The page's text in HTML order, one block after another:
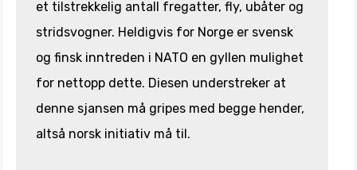
et tilstrekkelig antall fregatter, fly, ubåter og
stridsvogner. Heldigvis for Norge er svensk
og finsk inntreden i NATO en gyllen mulighet
for nettopp dette. Diesen understreker at
denne sjansen må gripes med begge hender,
altså norsk initiativ må til.